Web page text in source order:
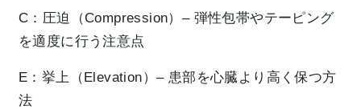
C：圧迫（Compression）– 弾性包帯やテーピング
を適度に行う注意点
E：挙上（Elevation）– 患部を心臓より高く保つ方
法